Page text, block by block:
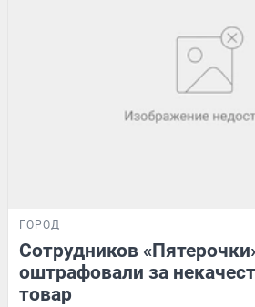
ГОРОД
Сотрудников
оштрафовали за
товар